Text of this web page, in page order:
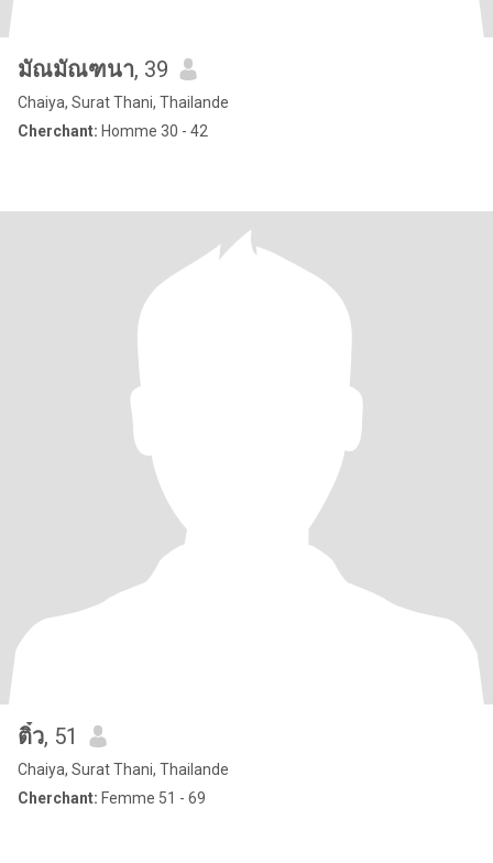
มัณมัณฑนา, 39
Chaiya, Surat Thani, Thailande
Cherchant: Homme 30 - 42
ติ๋ว, 51
Chaiya, Surat Thani, Thailande
Cherchant: Femme 51 - 69